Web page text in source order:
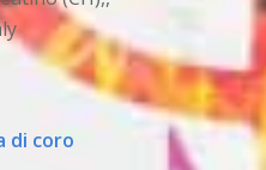
di coro